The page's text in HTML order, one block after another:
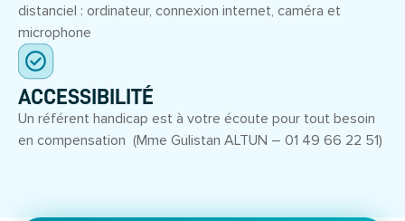
distanciel : ordinateur, connexion internet, caméra et
microphone
ACCESSIBILITÉ
Un référent handicap est à votre écoute pour tout besoin
en compensation (Mme Gulistan ALTUN – 01 49 66 22 51)